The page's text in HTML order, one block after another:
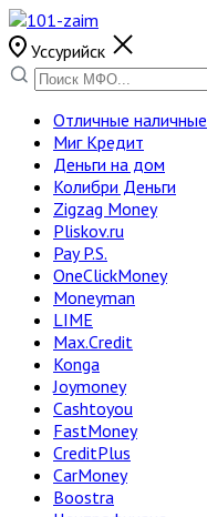
Уссурийск
Отличные наличные
Миг Кредит
Деньги на дом
Колибри Деньги
Zigzag Money
Pliskov.ru
Pay P.S.
OneClickMoney
Moneyman
LIME
Max.Credit
Konga
Joymoney
Cashtoyou
FastMoney
CreditPlus
CarMoney
Boostra